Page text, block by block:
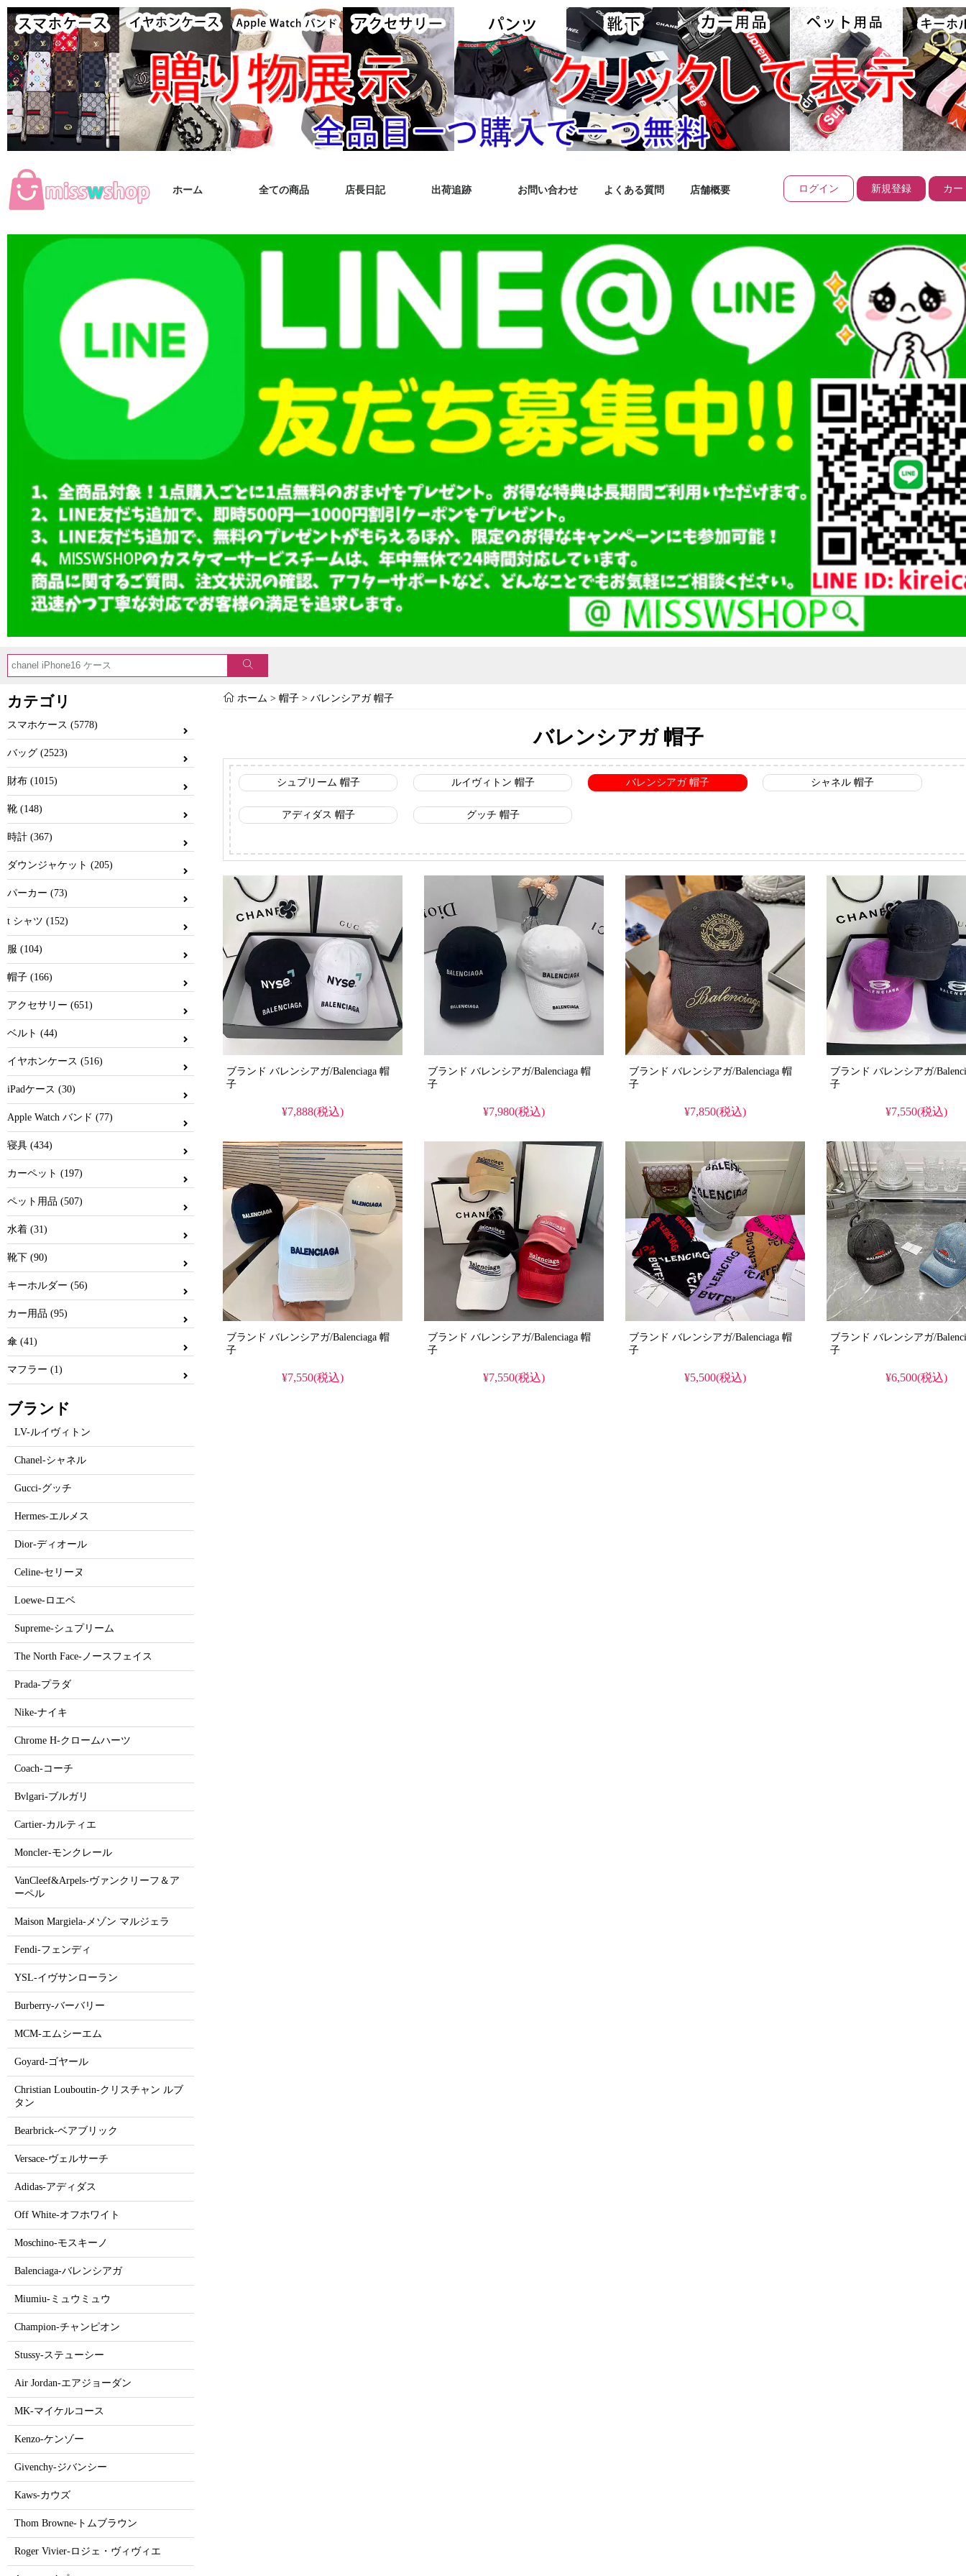
ホーム 全ての商品 店長日記 出荷追跡 お問い合わせ よくある質問 店舗概要 ログイン 新規登録 カー
カテゴリ
スマホケース (5778)
バッグ (2523)
財布 (1015)
靴 (148)
時計 (367)
ダウンジャケット (205)
パーカー (73)
t シャツ (152)
服 (104)
帽子 (166)
アクセサリー (651)
ベルト (44)
イヤホンケース (516)
iPadケース (30)
Apple Watch バンド (77)
寝具 (434)
カーペット (197)
ペット用品 (507)
水着 (31)
靴下 (90)
キーホルダー (56)
カー用品 (95)
傘 (41)
マフラー (1)
ブランド
LV-ルイヴィトン
Chanel-シャネル
Gucci-グッチ
Hermes-エルメス
Dior-ディオール
Celine-セリーヌ
Loewe-ロエベ
Supreme-シュプリーム
The North Face-ノースフェイス
Prada-プラダ
Nike-ナイキ
Chrome H-クロームハーツ
Coach-コーチ
Bvlgari-ブルガリ
Cartier-カルティエ
Moncler-モンクレール
VanCleef&Arpels-ヴァンクリーフ＆ア
ーペル
Maison Margiela-メゾン マルジェラ
Fendi-フェンディ
YSL-イヴサンローラン
Burberry-バーバリー
MCM-エムシーエム
Goyard-ゴヤール
Christian Louboutin-クリスチャン ルブ
タン
Bearbrick-ベアブリック
Versace-ヴェルサーチ
Adidas-アディダス
Off White-オフホワイト
Moschino-モスキーノ
Balenciaga-バレンシアガ
Miumiu-ミュウミュウ
Champion-チャンピオン
Stussy-ステューシー
Air Jordan-エアジョーダン
MK-マイケルコース
Kenzo-ケンゾー
Givenchy-ジバンシー
Kaws-カウズ
Thom Browne-トムブラウン
Roger Vivier-ロジェ・ヴィヴィエ
ホーム > 帽子 > バレンシアガ 帽子
バレンシアガ 帽子
シュプリーム 帽子 ルイヴィトン 帽子 バレンシアガ 帽子 シャネル 帽子
アディダス 帽子 グッチ 帽子
ブランド バレンシアガ/Balenciaga 帽
子
¥7,888(税込)
ブランド バレンシアガ/Balenciaga 帽
子
¥7,980(税込)
ブランド バレンシアガ/Balenciaga 帽
子
¥7,850(税込)
ブランド バレンシアガ/
子
¥7,550(税込)
ブランド バレンシアガ/Balenciaga 帽
子
¥7,550(税込)
ブランド バレンシアガ/Balenciaga 帽
子
¥7,550(税込)
ブランド バレンシアガ/Balenciaga 帽
子
¥5,500(税込)
ブランド バレンシアガ/
子
¥6,500(税込)